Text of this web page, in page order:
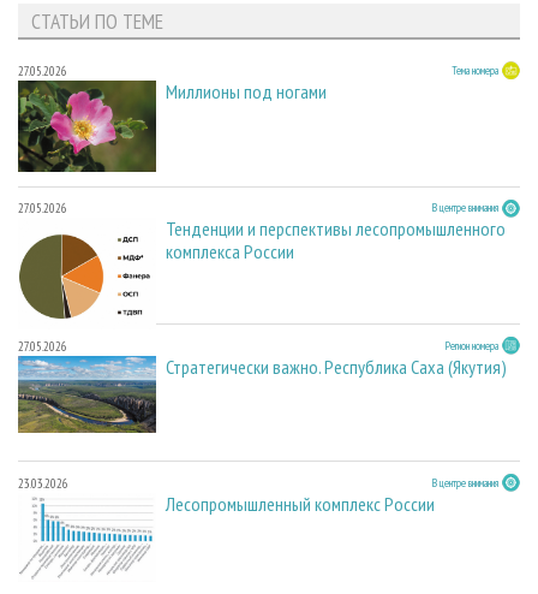
СТАТЬИ ПО ТЕМЕ
27.05.2026 Тема номера
Миллионы под ногами
27.05.2026 В центре внимания
Тенденции и перспективы лесопромышленного
комплекса России
27.05.2026 Регион номера
Стратегически важно. Республика Саха (Якутия)
23.03.2026 В центре внимания
Лесопромышленный комплекс России